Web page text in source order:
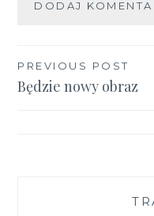
Nawigacja
wpisu
PREVIOUS POST
Będzie nowy obraz